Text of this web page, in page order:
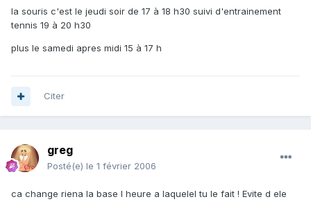
la souris c'est le jeudi soir de 17 à 18 h30 suivi d'entrainement
tennis 19 à 20 h30
plus le samedi apres midi 15 à 17 h
Citer
greg
Posté(e) le 1 février 2006
ca change riena la base l heure a laquelel tu le fait ! Evite d ele